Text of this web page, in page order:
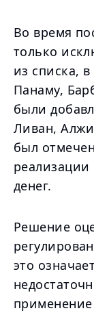
Во время
только
из списка,
Панаму,
были
Ливан,
был
денег.
Решение
это